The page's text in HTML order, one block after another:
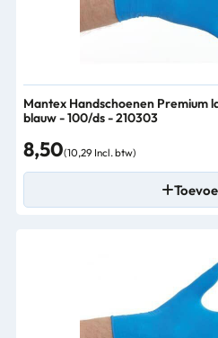
Mantex Handschoenen Premium
blauw - 100/ds - 210303
8,50(10,29 Incl. btw)